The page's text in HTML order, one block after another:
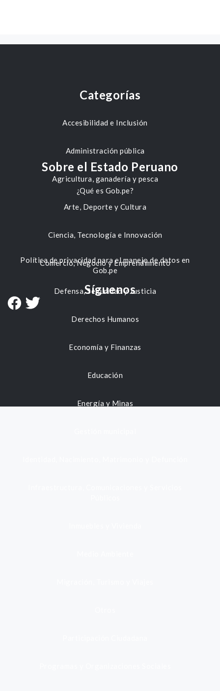
Categorías
Accesibilidad e Inclusión
Administración pública
Agricultura, ganadería y pesca
Arte, Deporte y Cultura
Ciencia, Tecnología e Innovación
Comercio, Negocio y Emprendimiento
Defensa, Seguridad y Justicia
Derechos Humanos
Economía y Finanzas
Educación
Energía y Minas
Sobre el Estado Peruano
¿Qué es Gob.pe?
Política de privacidad para el manejo de datos en
Gob.pe
Síguenos